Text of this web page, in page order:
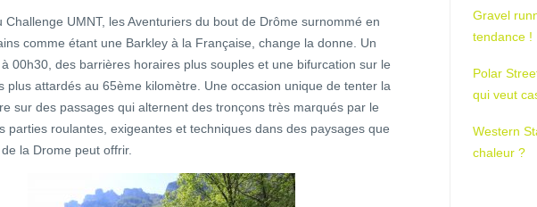
Challenge UMNT, les Aventuriers du bout de Drôme surnommé en
comme étant une Barkley à la Française, change la donne. Un
00h30, des barrières horaires plus souples et une bifurcation sur le
plus attardés au 65ème kilomètre. Une occasion unique de tenter la
sur des passages qui alternent des tronçons très marqués par le
parties roulantes, exigeantes et techniques dans des paysages que
la Drome peut offrir.
Gravel
tendance !
Polar
qui veut
Western
chaleur ?